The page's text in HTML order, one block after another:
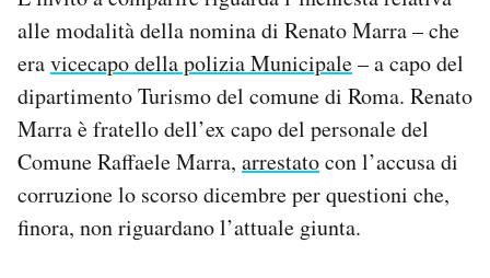
alle modalità della nomina di Renato Marra – che
eravicecapo della polizia Municipale– a capo del
dipartimento Turismo del comune di Roma. Renato
Marra è fratello dell’ex capo del personale del
Comune Raffaele Marra, arrestatocon l’accusa di
corruzione lo scorso dicembre per questioni che,
finora, non riguardano l’attuale giunta.